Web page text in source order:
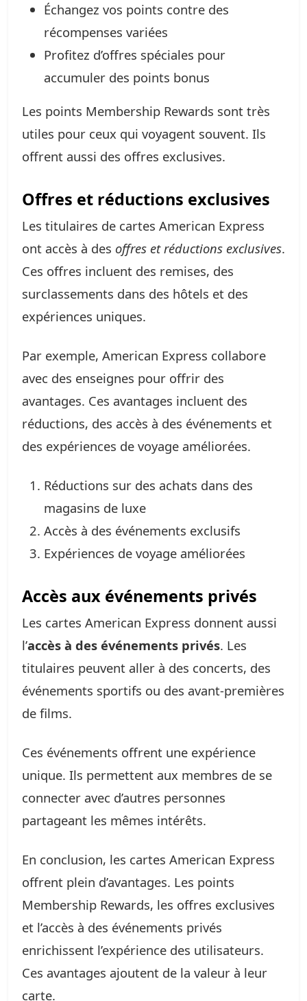
Échangez vos points contre des
récompenses variées
Profitez d’offres spéciales pour
accumuler des points bonus
Les points Membership Rewards sont très
utiles pour ceux qui voyagent souvent. Ils
offrent aussi des offres exclusives.
Offres et réductions exclusives
Les titulaires de cartes American Express
ont accès à des offres et réductions exclusives.
Ces offres incluent des remises, des
surclassements dans des hôtels et des
expériences uniques.
Par exemple, American Express collabore
avec des enseignes pour offrir des
avantages. Ces avantages incluent des
réductions, des accès à des événements et
des expériences de voyage améliorées.
Réductions sur des achats dans des
magasins de luxe
Accès à des événements exclusifs
Expériences de voyage améliorées
Accès aux événements privés
Les cartes American Express donnent aussi
l’accès à des événements privés. Les
titulaires peuvent aller à des concerts, des
événements sportifs ou des avant-premières
de films.
Ces événements offrent une expérience
unique. Ils permettent aux membres de se
connecter avec d’autres personnes
partageant les mêmes intérêts.
En conclusion, les cartes American Express
offrent plein d’avantages. Les points
Membership Rewards, les offres exclusives
et l’accès à des événements privés
enrichissent l’expérience des utilisateurs.
Ces avantages ajoutent de la valeur à leur
carte.